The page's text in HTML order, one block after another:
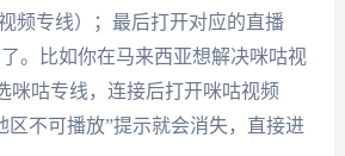
频专线）；最后打开对应的直播
。比如你在马来西亚想解决咪咕视
咪咕专线，连接后打开咪咕视频
区不可播放”提示就会消失，直接进